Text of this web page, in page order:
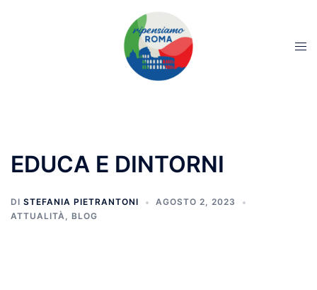
EDUCA E DINTORNI
DI STEFANIA PIETRANTONI
AGOSTO 2, 2023
ATTUALITÀ, BLOG